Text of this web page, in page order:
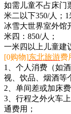
如需儿童不占床门
米二以下350/人；1
冰雪大世界室外馆
米四：850/人；
一米四以上儿童建
[0购物]东北旅游费
1、个人消费（如
视、饮品、烟酒等
2、单间差或加床费
3、行程之外火车
通费用；